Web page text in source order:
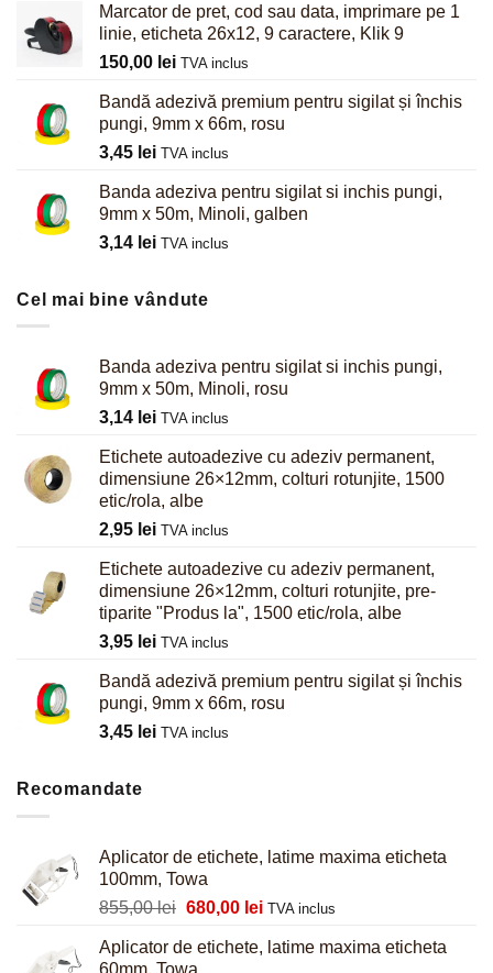
Marcator de pret, cod sau data, imprimare pe 1
linie, eticheta 26x12, 9 caractere, Klik 9
150,00 lei TVA inclus
Bandă adezivă premium pentru sigilat și închis
pungi, 9mm x 66m, rosu
3,45 lei TVA inclus
Banda adeziva pentru sigilat si inchis pungi,
9mm x 50m, Minoli, galben
3,14 lei TVA inclus
Cel mai bine vândute
Banda adeziva pentru sigilat si inchis pungi,
9mm x 50m, Minoli, rosu
3,14 lei TVA inclus
Etichete autoadezive cu adeziv permanent,
dimensiune 26×12mm, colturi rotunjite, 1500
etic/rola, albe
2,95 lei TVA inclus
Etichete autoadezive cu adeziv permanent,
dimensiune 26×12mm, colturi rotunjite, pre-
tiparite "Produs la", 1500 etic/rola, albe
3,95 lei TVA inclus
Bandă adezivă premium pentru sigilat și închis
pungi, 9mm x 66m, rosu
3,45 lei TVA inclus
Recomandate
Aplicator de etichete, latime maxima eticheta
100mm, Towa
855,00lei Prețul
a
680,00 leiPrețul
este:
TVA inclus
Aplicator de etichete, latime maxima eticheta
60mm, Towa